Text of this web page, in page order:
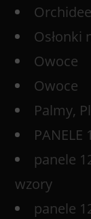
Orchidee
Osłonki
Owoce
Owoce
Palmy,
PANELE
panele
wzory
panele